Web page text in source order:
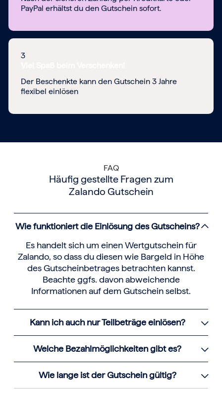
PayPal erhältst du den Gutschein sofort.
3
Der Beschenkte kann den Gutschein 3 Jahre
flexibel einlösen
FAQ
Häufig gestellte Fragen zum
Zalando Gutschein
Wie funktioniert die Einlösung des Gutscheins?
Es handelt sich um einen Wertgutschein für
Zalando, so dass du diesen wie Bargeld in Höhe
des Gutscheinbetrages betrachten kannst.
Beachte ggfs. davon abweichende
Informationen auf dem Gutschein selbst.
Kann ich auch nur Teilbeträge einlösen?
Welche Bezahlmöglichkeiten gibt es?
Wie lange ist der Gutschein gültig?